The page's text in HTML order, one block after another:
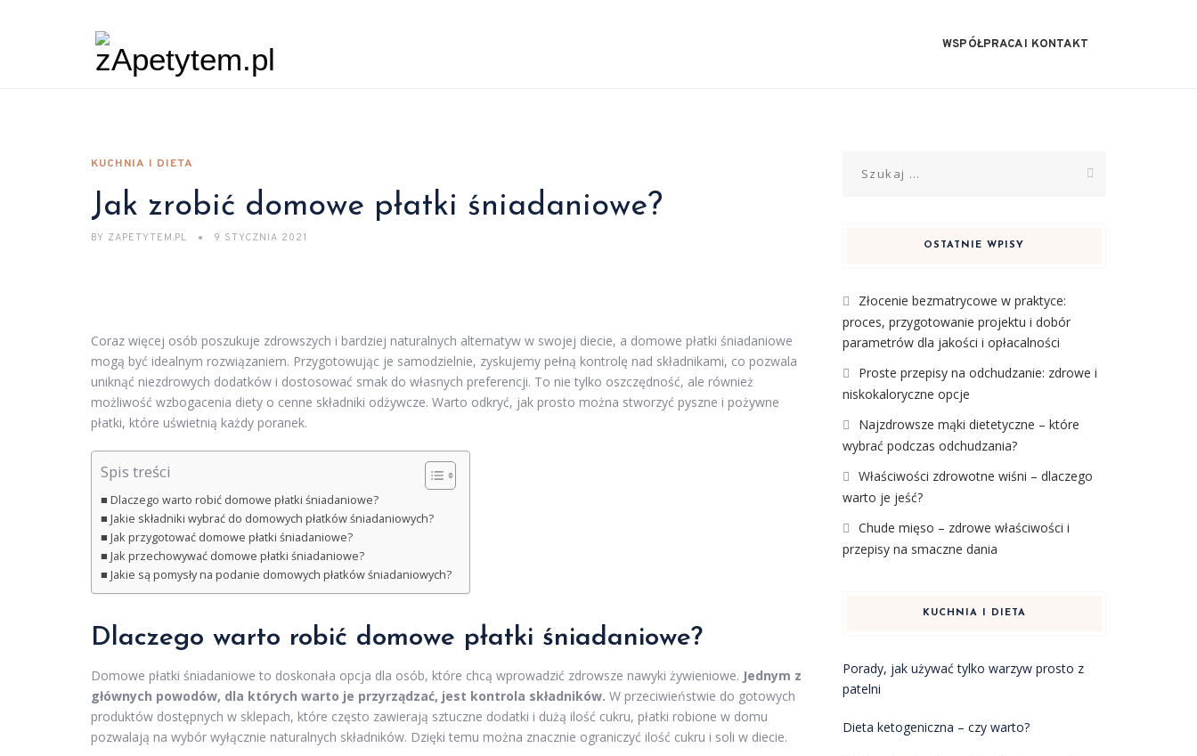
WSPÓŁPRACA I KONTAKT
KUCHNIA I DIETA
Jak zrobić domowe płatki śniadaniowe?
BY ZAPETYTEM.PL 9 STYCZNIA 2021
Coraz więcej osób poszukuje zdrowszych i bardziej naturalnych alternatyw w swojej diecie, a domowe płatki śniadaniowe
mogą być idealnym rozwiązaniem. Przygotowując je samodzielnie, zyskujemy pełną kontrolę nad składnikami, co pozwala
uniknąć niezdrowych dodatków i dostosować smak do własnych preferencji. To nie tylko oszczędność, ale również
możliwość wzbogacenia diety o cenne składniki odżywcze. Warto odkryć, jak prosto można stworzyć pyszne i pożywne
płatki, które uświetnią każdy poranek.
Spis treści
Dlaczego warto robić domowe płatki śniadaniowe?
Jakie składniki wybrać do domowych płatków śniadaniowych?
Jak przygotować domowe płatki śniadaniowe?
Jak przechowywać domowe płatki śniadaniowe?
Jakie są pomysły na podanie domowych płatków śniadaniowych?
Dlaczego warto robić domowe płatki śniadaniowe?
Domowe płatki śniadaniowe to doskonała opcja dla osób, które chcą wprowadzić zdrowsze nawyki żywieniowe. Jednym z
głównych powodów, dla których warto je przyrządzać, jest kontrola składników. W przeciwieństwie do gotowych
produktów dostępnych w sklepach, które często zawierają sztuczne dodatki i dużą ilość cukru, płatki robione w domu
pozwalają na wybór wyłącznie naturalnych składników. Dzięki temu można znacznie ograniczyć ilość cukru i soli w diecie.
OSTATNIE WPISY
Złocenie bezmatrycowe w praktyce:
proces, przygotowanie projektu i dobór
parametrów dla jakości i opłacalności
Proste przepisy na odchudzanie: zdrowe i
niskokaloryczne opcje
Najzdrowsze mąki dietetyczne – które
wybrać podczas odchudzania?
Właściwości zdrowotne wiśni – dlaczego
warto je jeść?
Chude mięso – zdrowe właściwości i
przepisy na smaczne dania
KUCHNIA I DIETA
Porady, jak używać tylko warzyw prosto z
patelni
Dieta ketogeniczna – czy warto?